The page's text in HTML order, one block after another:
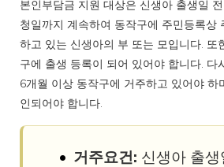
본인부담금 지원 대상은 신생아 출생일
청일까지 계속하여 동작구에 주민등록상
하고 있는 신생아의 부 또는 모입니다. 또
구에 출생 등록이 되어 있어야 합니다. 다
6개월 이상 동작구에 거주하고 있어야 하
인되어야 합니다.
거주요건: 신생아 출